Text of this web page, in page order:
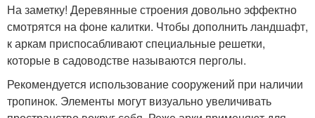
На заметку! Деревянные строения довольно эффектно
смотрятся на фоне калитки. Чтобы дополнить ландшафт,
к аркам приспосабливают специальные решетки,
которые в садоводстве называются перголы.
Рекомендуется использование сооружений при наличии
тропинок. Элементы могут визуально увеличивать